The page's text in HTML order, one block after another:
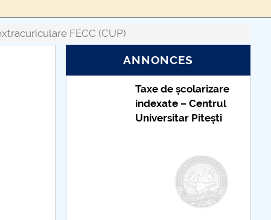
FECC (CUP)
ANNONCES
Taxe de școlarizare
indexate – Centrul
Universitar Pitești